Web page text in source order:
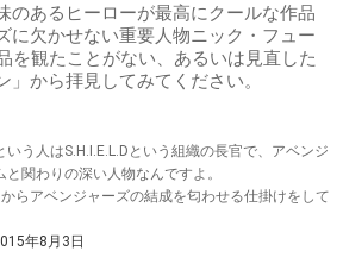
のあるヒーローが最高にクールな作品
に欠かせない重要人物ニック・フュー
を観たことがない、あるいは見直した
」から拝見してみてください。
う人はS.H.I.E.L.Dという組織の長官で、アベンジ
関わりの深い人物なんですよ。
らアベンジャーズの結成を匂わせる仕掛けをして
年8月3日